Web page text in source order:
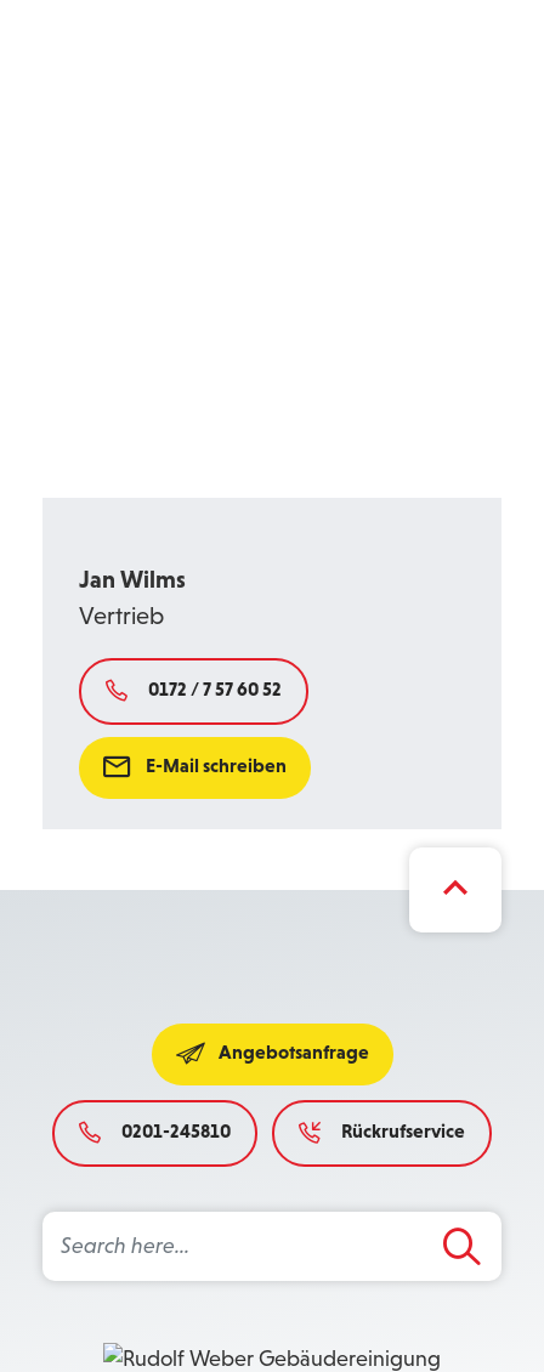
Jan Wilms
Vertrieb
0172 / 7 57 60 52
E-Mail schreiben
Angebotsanfrage
0201-245810 Rückrufservice
Search
for:
Search Button